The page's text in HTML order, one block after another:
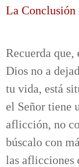
La Conclusión
Recuerda
Dios no a
tu vida, está
el Señor tiene
aflicción, no
búscalo con
las aflicciones